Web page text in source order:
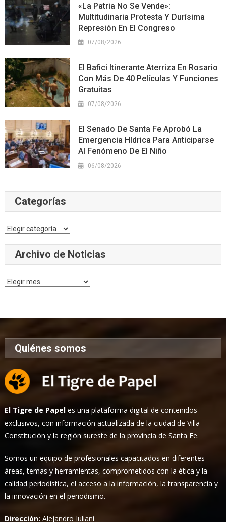
«La Patria No Se Vende»:
Multitudinaria Protesta Y Durísima
Represión En El Congreso
07/08/2026
El Bafici Itinerante Aterriza En Rosario
Con Más De 40 Películas Y Funciones
Gratuitas
07/08/2026
El Senado De Santa Fe Aprobó La
Emergencia Hídrica Para Anticiparse
Al Fenómeno De El Niño
06/08/2026
Categorías
Categorías
Archivo de Noticias
Archivo
Quiénes somos
El Tigre de Papel es una plataforma digital de contenidos
exclusivos, con información actualizada de la ciudad de Villa
Constitución y la región sureste de la provincia de Santa Fe.
Somos un equipo de profesionales capacitados en diferentes
áreas, temas y herramientas, comprometidos con la ética y la
calidad periodística, el acceso a la información, la transparencia y
la innovación en el periodismo.
Dirección:Alejandro Iuliani